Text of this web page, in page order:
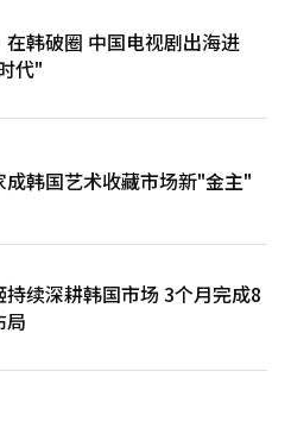
务维持日常节奏时，睡眠问题已不
社会竞争压力、工作文化和生活方
在韩破圈 中国电视剧出海进
代"
成韩国艺术收藏市场新"金主"
持续深耕韩国市场 3个月完成8
局